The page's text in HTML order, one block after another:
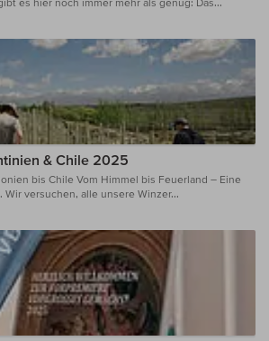
& Chile 2025
bis Chile Vom Himmel bis Feuerland – Eine
versuchen, alle unsere Winzer...